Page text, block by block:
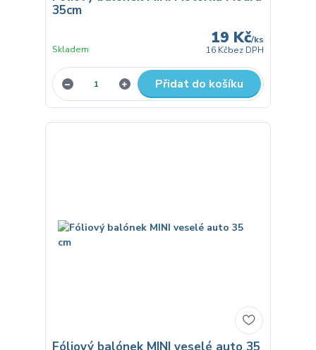
35cm
19 Kč/ks
16 Kčbez DPH
Skladem
Přidat do košíku
Fóliový balónek MINI veselé auto 35